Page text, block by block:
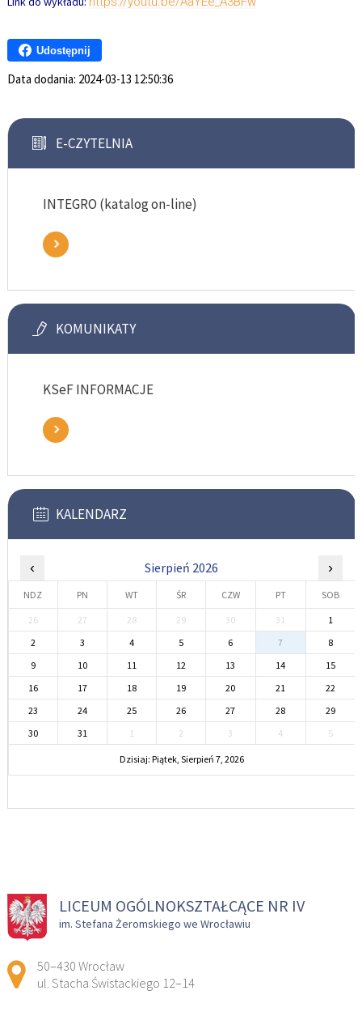
Udostępnij
Data dodania: 2024-03-13 12:50:36
E-CZYTELNIA
INTEGRO (katalog on-line)
KOMUNIKATY
KSeF INFORMACJE
KALENDARZ
‹ Sierpień 2026 ›
NDZ PN WT ŚR CZW PT SOB
26 27 28 29 30 31
1
2
3 4 5 6 7
8
9
10 11 12 13 14
15
16
17 18 19 20 21
22
23
24 25 26 27 28
29
30
31 1 2 3 4 5
Dzisiaj: Piątek, Sierpień 7, 2026
LICEUM OGÓLNOKSZTAŁCĄCE NR IV
im. Stefana Żeromskiego we Wrocławiu
Adres pocztowy:
50–430 Wrocław
ul. Stacha Świstackiego 12–14